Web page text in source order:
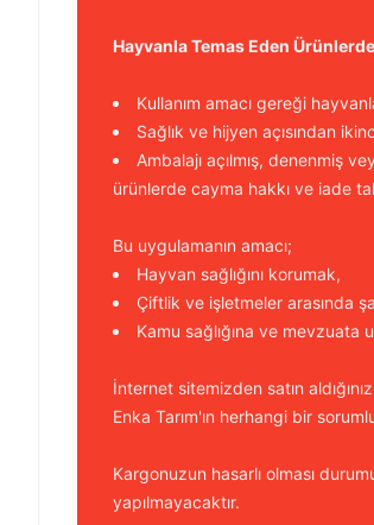
Hayvanla Temas Eden
Kullanım amacı gereği
Sağlık ve hijyen açısından
Ambalajı açılmış, denenmiş
ürünlerde cayma hakkı ve iade
Bu uygulamanın amacı;
Hayvan sağlığını korumak,
Çiftlik ve işletmeler arasında
Kamu sağlığına ve mevzuata
İnternet sitemizden satın
Enka Tarım'ın herhangi bir
Kargonuzun hasarlı olması
yapılmayacaktır.